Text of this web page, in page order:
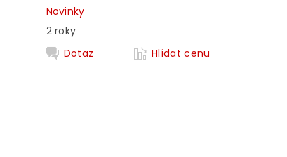
Novinky
2 roky
Dotaz Hlídat cenu